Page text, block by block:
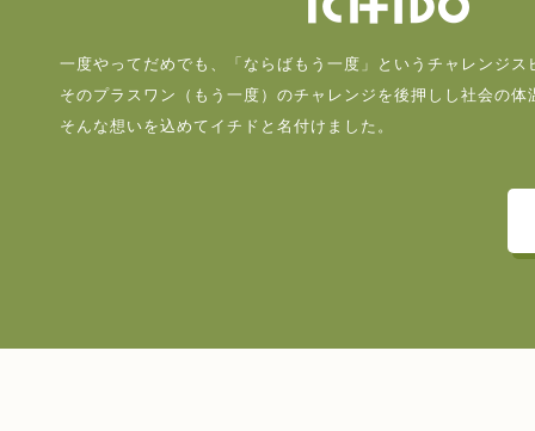
一度やってだめでも、「ならばもう一度」というチャレンジス
そのプラスワン（もう一度）のチャレンジを後押しし社会の
そんな想いを込めてイチドと名付けました。